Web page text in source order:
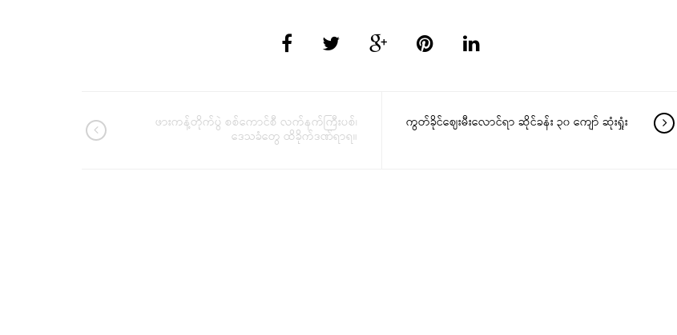
ဖားကန့်တိုက်ပွဲ စစ်ကောင်စီ လက်နက်ကြီးပစ်၊
ဒေသခံတွေ ထိခိုက်ဒဏ်ရာရ။
ကွတ်ခိုင်ဈေးမီးလောင်ရာ ဆိုင်ခန်း ၃၀ ကျော် ဆုံးရှုံး